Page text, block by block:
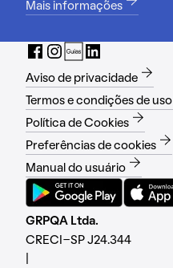
Mais informações
Aviso de privacidade
Termos e condições de uso
Política de Cookies
Preferências de cookies
Manual do usuário
GRPQA Ltda.
CRECI-SP J24.344